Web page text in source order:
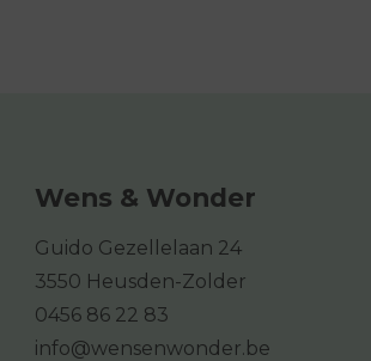
Wens & Wonder
Guido Gezellelaan 24
3550 Heusden-Zolder
0456 86 22 83
info@wensenwonder.be